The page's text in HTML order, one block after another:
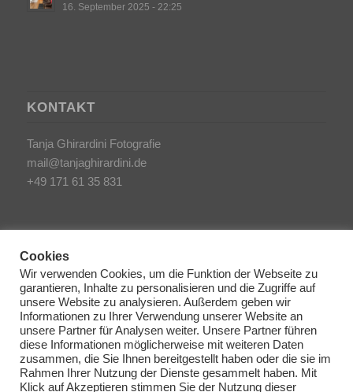
16. September 2025 - 22:25
KONTAKT
Tanja Ghirardini Fotografie
mail@tanjaghirardini.de
+49 171 61 35 831
SONSTIGES
AGB/Impressum
Haftungsausschluss
Datenschutzerklärung
Cookies
Wir verwenden Cookies, um die Funktion der Webseite zu
garantieren, Inhalte zu personalisieren und die Zugriffe auf
unsere Website zu analysieren. Außerdem geben wir
Informationen zu Ihrer Verwendung unserer Website an
unsere Partner für Analysen weiter. Unsere Partner führen
diese Informationen möglicherweise mit weiteren Daten
zusammen, die Sie Ihnen bereitgestellt haben oder die sie im
Rahmen Ihrer Nutzung der Dienste gesammelt haben. Mit
Klick auf Akzeptieren stimmen Sie der Nutzung dieser